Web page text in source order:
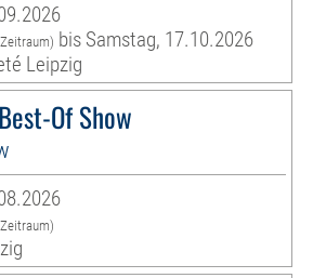
bis Samstag, 17.10.2026
Leipzig
Of Show